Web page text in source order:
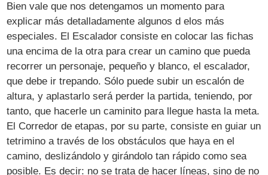
Bien vale que nos detengamos un momento para
explicar más detalladamente algunos d elos más
especiales. El Escalador consiste en colocar las fichas
una encima de la otra para crear un camino que pueda
recorrer un personaje, pequeño y blanco, el escalador,
que debe ir trepando. Sólo puede subir un escalón de
altura, y aplastarlo será perder la partida, teniendo, por
tanto, que hacerle un caminito para llegue hasta la meta.
El Corredor de etapas, por su parte, consiste en guiar un
tetrimino a través de los obstáculos que haya en el
camino, deslizándolo y girándolo tan rápido como sea
posible. Es decir: no se trata de hacer líneas, sino de no